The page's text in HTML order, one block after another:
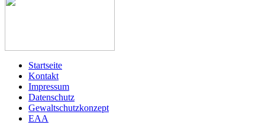
Startseite
Kontakt
Impressum
Datenschutz
Gewaltschutzkonzept
EAA